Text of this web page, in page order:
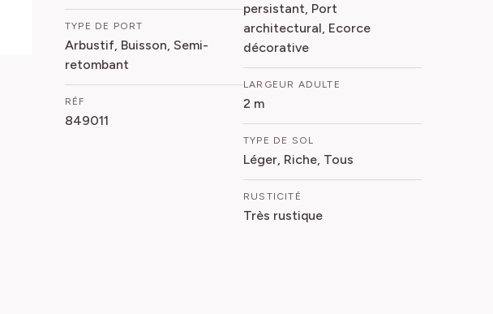
TYPE DE PORT
Arbustif, Buisson, Semi-
retombant
RÉF
849011
persistant, Port
architectural, Ecorce
décorative
LARGEUR ADULTE
2 m
TYPE DE SOL
Léger, Riche, Tous
RUSTICITÉ
Très rustique